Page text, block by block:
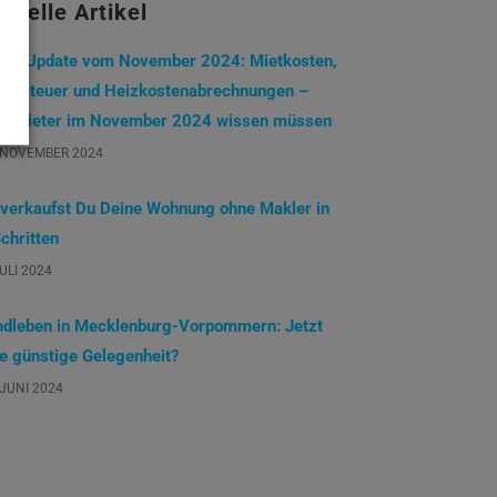
Artikel
vom November 2024: Mietkosten,
und Heizkostenabrechnungen –
Mieter im November 2024 wissen müssen
2024
Du Deine Wohnung ohne Makler in
2024
in Mecklenburg-Vorpommern: Jetzt
günstige Gelegenheit?
2024